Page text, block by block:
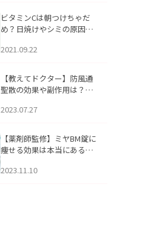
ビタミンCは朝つけちゃだ
め？日焼けやシミの原因に
2021.09.22
【教えてドクター】防風通
聖散の効果や副作用は？長
2023.07.27
【薬剤師監修】ミヤBM錠に
痩せる効果は本当にある
2023.11.10